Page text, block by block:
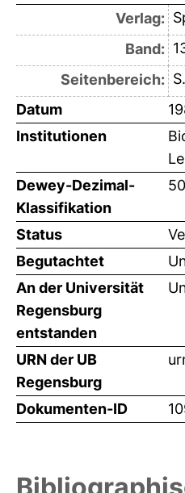
Verlag:
Band:
Seitenbereich:
Datum
Institutionen
Dewey-Dezimal-
Klassifikation
Status
Begutachtet
An der Universität
Regensburg
entstanden
URN der UB
Regensburg
Dokumenten-ID